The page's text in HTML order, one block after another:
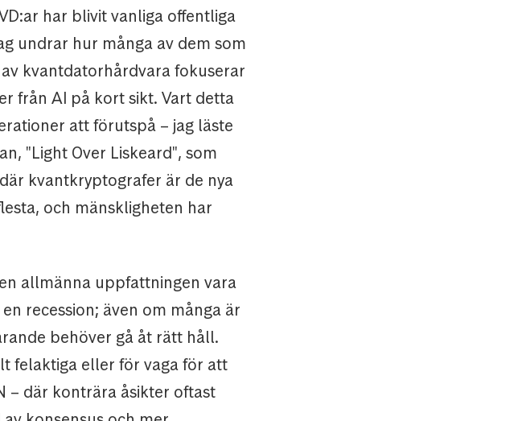
har blivit vanliga offentliga
undrar hur många av dem som
kvantdatorhårdvara fokuserar
från AI på kort sikt. Vart detta
att förutspå – jag läste
"Light Over Liskeard", som
kvantkryptografer är de nya
och mänskligheten har
allmänna uppfattningen vara
recession; även om många är
behöver gå åt rätt håll.
felaktiga eller för vaga för att
– där konträra åsikter oftast